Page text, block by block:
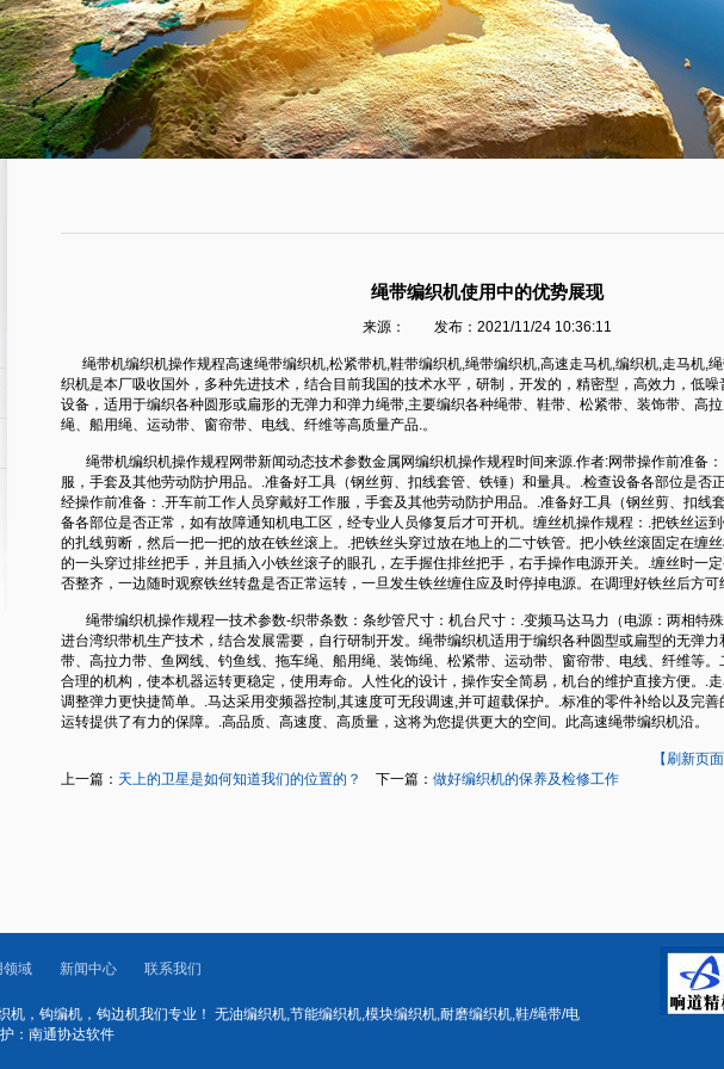
绳带编织机使用中的优势展现
来源： 发布：2021/11/24 10:36:11
绳带机编织机操作规程高速绳带编织机,松紧带机,鞋带编织机,绳带编织机,高速走马机,编织机,走马机,
织机是本厂吸收国外，多种先进技术，结合目前我国的技术水平，研制，开发的，精密型，高效力，低
设备，适用于编织各种圆形或扁形的无弹力和弹力绳带,主要编织各种绳带、鞋带、松紧带、装饰带、高
绳、船用绳、运动带、窗帘带、电线、纤维等高质量产品.。
绳带机编织机操作规程网带新闻动态技术参数金属网编织机操作规程时间来源.作者:网带操作前准备
服，手套及其他劳动防护用品。.准备好工具（钢丝剪、扣线套管、铁锤）和量具。.检查设备各部位是否
经操作前准备：.开车前工作人员穿戴好工作服，手套及其他劳动防护用品。.准备好工具（钢丝剪、扣线
备各部位是否正常，如有故障通知机电工区，经专业人员修复后才可开机。缠丝机操作规程：.把铁丝运
的扎线剪断，然后一把一把的放在铁丝滚上。.把铁丝头穿过放在地上的二寸铁管。把小铁丝滚固定在缠
的一头穿过排丝把手，并且插入小铁丝滚子的眼孔，左手握住排丝把手，右手操作电源开关。.缠丝时一
否整齐，一边随时观察铁丝转盘是否正常运转，一旦发生铁丝缠住应及时停掉电源。在调理好铁丝后方可
绳带编织机操作规程一技术参数-织带条数：条纱管尺寸：机台尺寸：.变频马达马力（电源：两相特殊
进台湾织带机生产技术，结合发展需要，自行研制开发。 绳带编织机适用于编织各种圆型或扁型的无弹
带、高拉力带、鱼网线、钓鱼线、拖车绳、船用绳、装饰绳、松紧带、运动带、窗帘带、电线、纤维等。
合理的机构，使本机器运转更稳定，使用寿命。人性化的设计，操作安全简易，机台的维护直接方便。.
调整弹力更快捷简单。.马达采用变频器控制,其速度可无段调速,并可超载保护。.标准的零件补给以及完
运转提供了有力的保障。.高品质、高速度、高质量，这将为您提供更大的空间。此高速绳带编织机沿。
【刷新页面
上一篇： 天上的卫星是如何知道我们的位置的？ 下一篇： 做好编织机的保养及检修工作
领域 新闻中心 联系我们
机，钩编机，钩边机我们专业！ 无油编织机,节能编织机,模块编织机,耐磨编织机,鞋/绳带/电
：南通协达软件